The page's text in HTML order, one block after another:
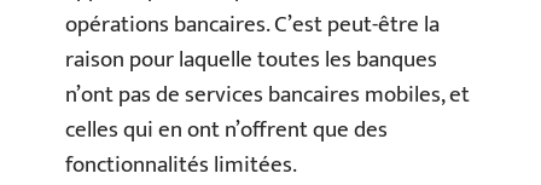
opérations bancaires. C’est peut-être la
raison pour laquelle toutes les banques
n’ont pas de services bancaires mobiles, et
celles qui en ont n’offrent que des
fonctionnalités limitées.